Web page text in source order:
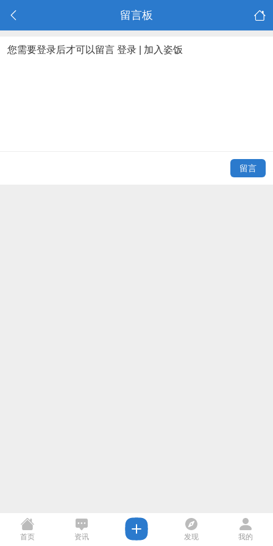
留言板
您需要登录后才可以留言 登录 加入姿饭
留言
首页 资讯 发现 我的